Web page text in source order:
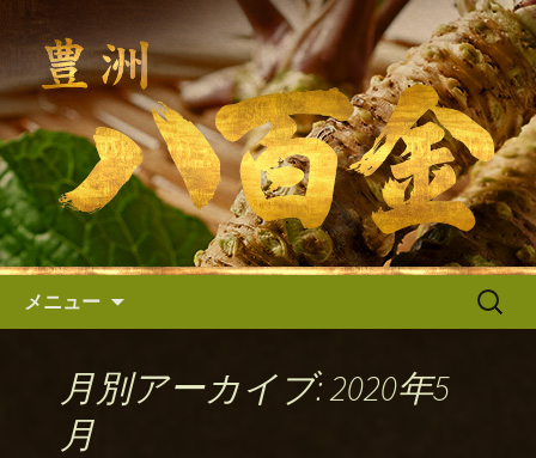
八百金からのお知らせ
八百金の入荷情報・最新情報｜全国の
高級寿司店の板前さん、日本料理店・
フレンチのシェフなどから支持されて
いる築地の仲卸「八百金（やおき
ん）」では、質の高い高級わさびや旬
の青果を豊富に取り扱っております。
メニュー
検
月別アーカイブ: 2020年5
月